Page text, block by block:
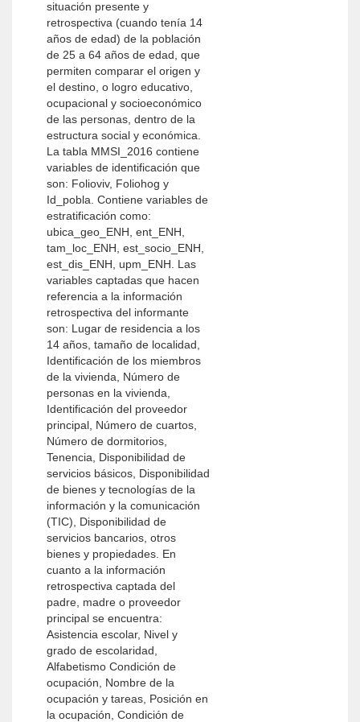
situación presente y
retrospectiva (cuando tenía 14
años de edad) de la población
de 25 a 64 años de edad, que
permiten comparar el origen y
el destino, o logro educativo,
ocupacional y socioeconómico
de las personas, dentro de la
estructura social y económica.
La tabla MMSI_2016 contiene
variables de identificación que
son: Folioviv, Foliohog y
Id_pobla. Contiene variables de
estratificación como:
ubica_geo_ENH, ent_ENH,
tam_loc_ENH, est_socio_ENH,
est_dis_ENH, upm_ENH. Las
variables captadas que hacen
referencia a la información
retrospectiva del informante
son: Lugar de residencia a los
14 años, tamaño de localidad,
Identificación de los miembros
de la vivienda, Número de
personas en la vivienda,
Identificación del proveedor
principal, Número de cuartos,
Número de dormitorios,
Tenencia, Disponibilidad de
servicios básicos, Disponibilidad
de bienes y tecnologías de la
información y la comunicación
(TIC), Disponibilidad de
servicios bancarios, otros
bienes y propiedades. En
cuanto a la información
retrospectiva captada del
padre, madre o proveedor
principal se encuentra:
Asistencia escolar, Nivel y
grado de escolaridad,
Alfabetismo Condición de
ocupación, Nombre de la
ocupación y tareas, Posición en
la ocupación, Condición de